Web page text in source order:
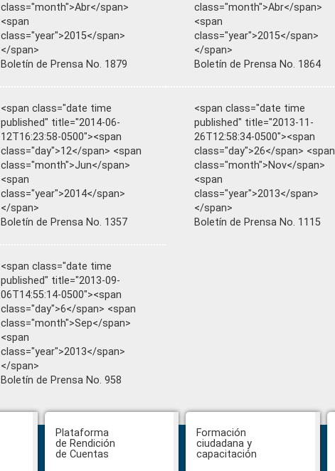
class="month">Abr</span>
<span
class="year">2015</span>
</span>
Boletín de Prensa No. 1879
class="month">Abr</span>
<span
class="year">2015</span>
</span>
Boletín de Prensa No. 1864
<span class="date time
published" title="2014-06-
12T16:23:58-0500"><span
class="day">12</span> <span
class="month">Jun</span>
<span
class="year">2014</span>
</span>
Boletín de Prensa No. 1357
<span class="date time
published" title="2013-11-
26T12:58:34-0500"><span
class="day">26</span> <span
class="month">Nov</span>
<span
class="year">2013</span>
</span>
Boletín de Prensa No. 1115
<span class="date time
published" title="2013-09-
06T14:55:14-0500"><span
class="day">6</span> <span
class="month">Sep</span>
<span
class="year">2013</span>
</span>
Boletín de Prensa No. 958
Plataforma
de Rendición
de Cuentas
Formación
ciudadana y
capacitación
Hasta el 31 de julio se podrán
presentar impugnaciones en
contra de los postulantes al
concurso para designar Fiscal